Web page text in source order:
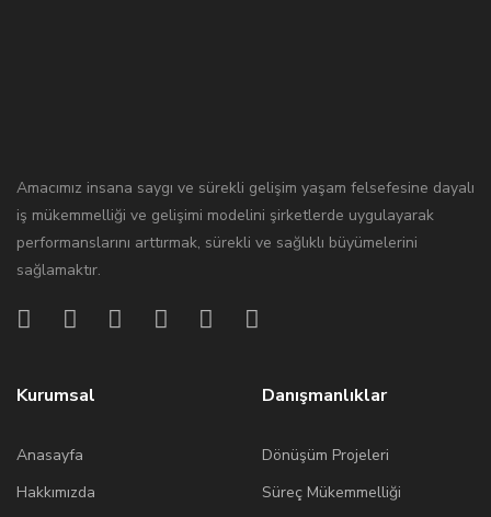
Amacımız insana saygı ve sürekli gelişim yaşam felsefesine dayalı
iş mükemmelliği ve gelişimi modelini şirketlerde uygulayarak
performanslarını arttırmak, sürekli ve sağlıklı büyümelerini
sağlamaktır.
Kurumsal
Anasayfa
Hakkımızda
Danışmanlıklar
Dönüşüm Projeleri
Süreç Mükemmelliği